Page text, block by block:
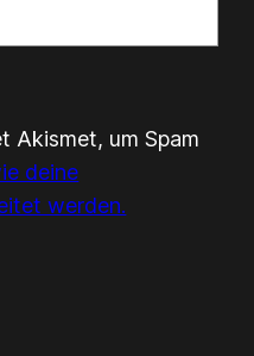
Akismet, um Spam
deine
werden.